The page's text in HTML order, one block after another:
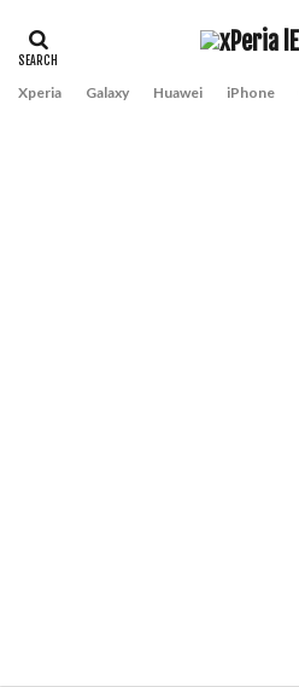
Xperia Galaxy Huawei iPhone